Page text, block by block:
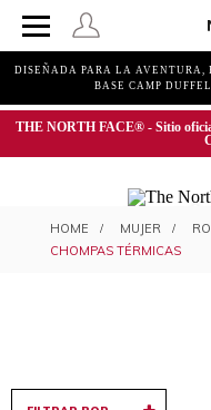
DISEÑADA PARA LA AVENTURA,
BASE CAMP
THE NORTH FACE® - Sitio
CHOMPAS
MUJER
CHOMPAS TÉRMICAS